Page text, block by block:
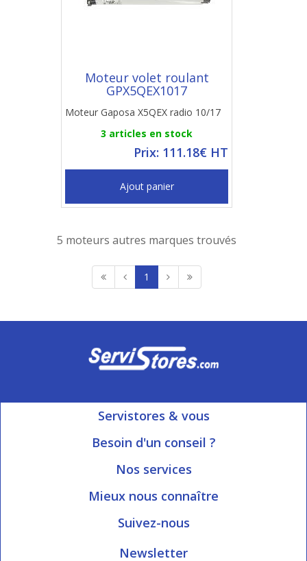
Moteur volet roulant
GPX5QEX1017
Moteur Gaposa X5QEX radio 10/17
3 articles en stock
Prix: 111.18€ HT
Ajout panier
5 moteurs autres marques trouvés
1
Servistores & vous
Mon compte
Besoin d'un conseil ?
Ouvert du Lundi au Vendredi
Nos services
Informations livraison
Blog Servistores
Plan du site
Mieux nous connaître
Qui sommes-nous?
Suivez-nous
Newsletter